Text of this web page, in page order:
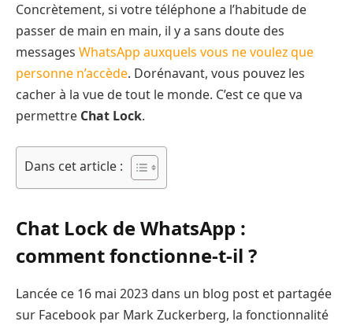
Concrètement, si votre téléphone a l’habitude de
passer de main en main, il y a sans doute des
messages WhatsApp auxquels vous ne voulez que
personne n’accède. Dorénavant, vous pouvez les
cacher à la vue de tout le monde. C’est ce que va
permettre Chat Lock.
Dans cet article :
Chat Lock de WhatsApp :
comment fonctionne-t-il ?
Lancée ce 16 mai 2023 dans un blog post et partagée
sur Facebook par Mark Zuckerberg, la fonctionnalité